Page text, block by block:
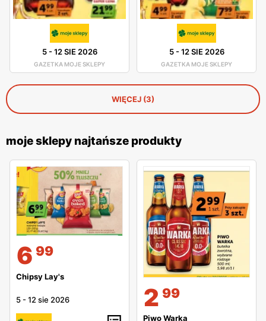
5-12 SIE 2026
GAZETKA MOJE SKLEPY
5-12 SIE 2026
GAZETKA MOJE SKLEPY
WIĘCEJ (3)
moje sklepy najtańsze produkty
6 99
Chipsy Lay's
5 -12 sie 2026 2 99
Piwo Warka